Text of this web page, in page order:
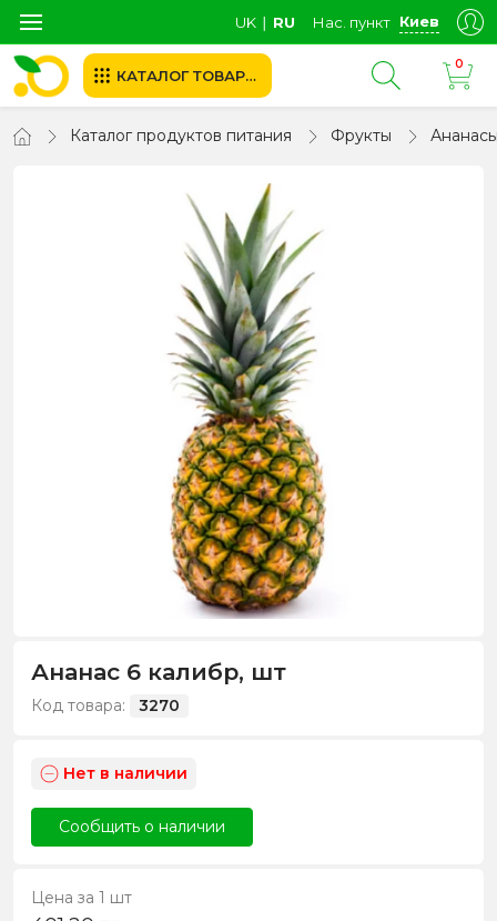
UK ∣ RU Нас. пункт Киев
КАТАЛОГ ТОВАРОВ
0
Каталог продуктов питания Фрукты
Ананас 6 калибр, шт
Код товара: 3270
Нет в наличии
Сообщить о наличии
Цена за 1 шт